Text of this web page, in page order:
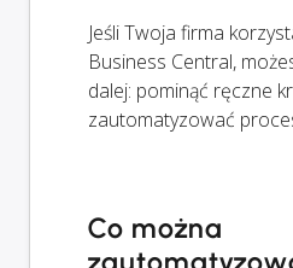
Jeśli Twoja firma
Business Central,
dalej: pominąć ręczne
zautomatyzować
Co można